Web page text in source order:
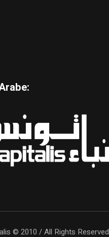
© 2010 / All Rights Reserved